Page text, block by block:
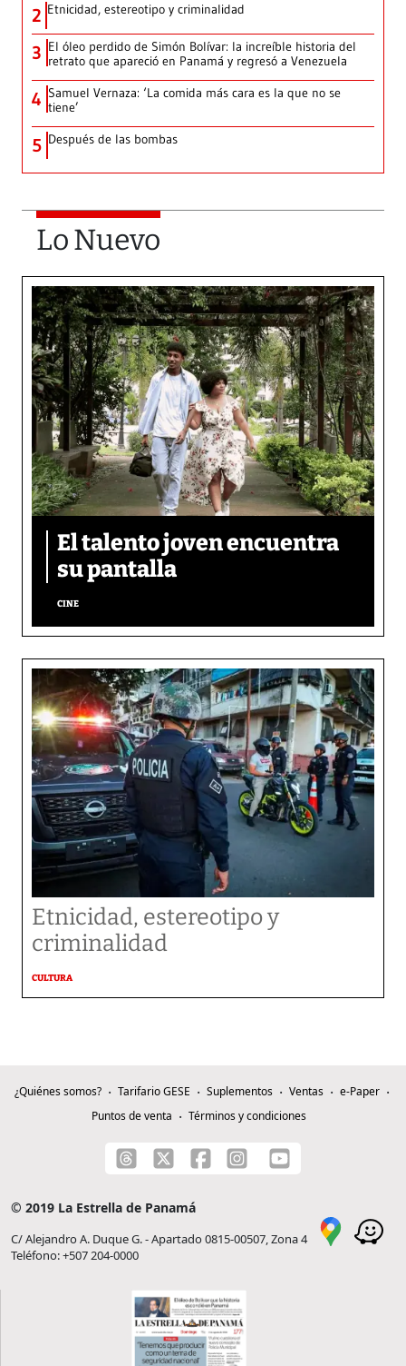
2 Etnicidad, estereotipo y criminalidad
3 El óleo perdido de Simón Bolívar: la increíble historia del
retrato que apareció en Panamá y regresó a Venezuela
4 Samuel Vernaza: ‘La comida más cara es la que no se
tiene’
5 Después de las bombas
Lo Nuevo
El talento joven encuentra
su pantalla​
CINE
Etnicidad, estereotipo y
criminalidad
CULTURA
¿Quiénes somos? Tarifario GESE Suplementos Ventas
e-Paper
Puntos de venta
Términos y condiciones
© 2019 La Estrella de Panamá
C/ Alejandro A. Duque G. - Apartado 0815-00507, Zona 4
Teléfono: +507 204-0000